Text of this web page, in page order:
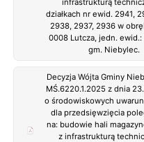
infrastrukturą
działkach nr ewid. 2941,
2938, 2937, 2936 w
0008 Lutcza, jedn. ewid.:
gm. Niebylec.
Decyzja Wójta Gminy
MŚ.6220.1.2025 z dnia
o środowiskowych
dla przedsięwzięcia
na: budowie hali
z infrastrukturą